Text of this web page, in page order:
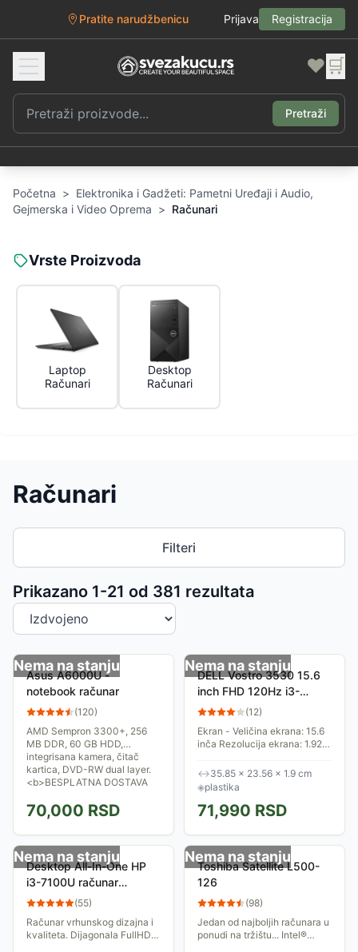
Pratite narudžbenicu Prijava Registracija
❤️ 🛒
Pretraži
Početna > Elektronika i Gadžeti: Pametni Uređaji i Audio,
Gejmerska i Video Oprema > Računari
Vrste Proizvoda
Laptop
Računari
Desktop
Računari
Računari
Filteri
Prikazano 1-21 od 381 rezultata
Sortiranje proizvoda
Nema na stanju
Asus A6000U -
notebook računar
(120)
AMD Sempron 3300+, 256
MB DDR, 60 GB HDD,
integrisana kamera, čitač
kartica, DVD-RW dual layer.
<b>BESPLATNA DOSTAVA
70,000 RSD
Nema na stanju
DELL Vostro 3530 15.6
inch FHD 120Hz i3-
1305U 16GB 512GB SSD
(12)
Ekran - Veličina ekrana: 15.6
inča Rezolucija ekrana: 1.920
HD Tip panela: WVA
Osvežavanje: 120Hz Ostalo:
45% NTSC...
↔35.85 × 23.56 × 1.9 cm
◈plastika
71,990 RSD
Nema na stanju
Desktop All-In-One HP
i3-7100U računar
2MP95EA
(55)
Računar vrhunskog dizajna i
kvaliteta. Dijagonala FullHD
Nema na stanju
Toshiba Satellite L500-
126
(98)
Jedan od najboljih računara u
ponudi na tržištu... Intel®